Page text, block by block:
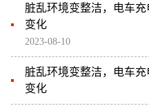
脏乱环境变整洁，电车
变化
2023-08-10
脏乱环境变整洁，电车
变化